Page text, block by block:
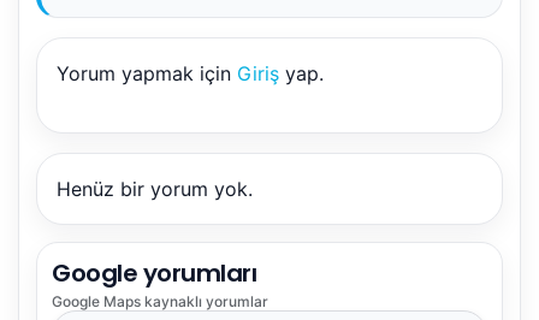
Yorum yapmak için Giriş yap.
Henüz bir yorum yok.
Google yorumları
Google Maps kaynaklı yorumlar
NBY Akıllı Asistan
AI kullanmadan, sitedeki gerçek yerlerle akıllı rota
önerir.
Şehir / ilçe